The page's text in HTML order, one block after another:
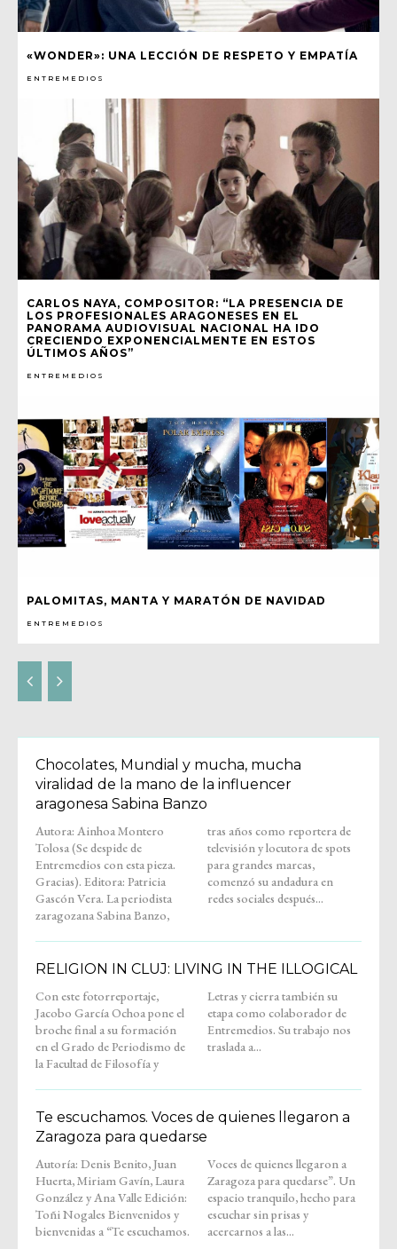
«WONDER»: UNA LECCIÓN DE RESPETO Y EMPATÍA
ENTREMEDIOS
CARLOS NAYA, COMPOSITOR: “LA PRESENCIA DE
LOS PROFESIONALES ARAGONESES EN EL
PANORAMA AUDIOVISUAL NACIONAL HA IDO
CRECIENDO EXPONENCIALMENTE EN ESTOS
ÚLTIMOS AÑOS”
ENTREMEDIOS
PALOMITAS, MANTA Y MARATÓN DE NAVIDAD
ENTREMEDIOS
Chocolates, Mundial y mucha, mucha
viralidad de la mano de la influencer
aragonesa Sabina Banzo
Autora: Ainhoa Montero
Tolosa (Se despide de
Entremedios con esta pieza.
Gracias). Editora: Patricia
Gascón Vera. La periodista
zaragozana Sabina Banzo,
tras años como reportera de
televisión y locutora de spots
para grandes marcas,
comenzó su andadura en
redes sociales después...
RELIGION IN CLUJ: LIVING IN THE ILLOGICAL
Con este fotorreportaje,
Jacobo García Ochoa pone el
broche final a su formación
en el Grado de Periodismo de
la Facultad de Filosofía y
Letras y cierra también su
etapa como colaborador de
Entremedios. Su trabajo nos
traslada a...
Te escuchamos. Voces de quienes llegaron a
Zaragoza para quedarse
Autoría: Denis Benito, Juan
Huerta, Miriam Gavín, Laura
González y Ana Valle Edición:
Toñi Nogales Bienvenidos y
bienvenidas a “Te escuchamos.
Voces de quienes llegaron a
Zaragoza para quedarse”. Un
espacio tranquilo, hecho para
escuchar sin prisas y
acercarnos a las...